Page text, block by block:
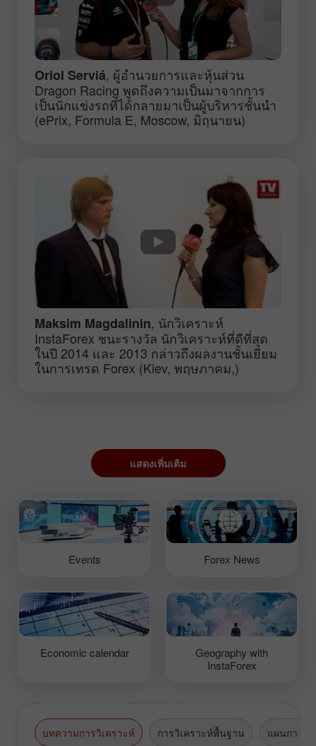
Oriol Serviá, ผู้อำนวยการและหุ้นส่วน
Dragon Racing พูดถึงความเป็นมาจากการ
เป็นนักแข่งรถที่ได้กลายมาเป็นผู้บริหารชั้นนำ
(ePrix, Formula E, Moscow, มิถุนายน)
Maksim Magdalinin, นักวิเคราะห์
InstaForex ชนะรางวัล นักวิเคราะห์ที่ดีที่สุด
ในปี 2014 และ 2013 กล่าวถึงผลงานชั้นเยี่ยม
ในการเทรด Forex (Kiev, พฤษภาคม,)
แสดงเพิ่มเติม
Events Forex News
Economic calendar
Geography with
InstaForex
บทความการวิเคราะห์ การวิเคราะห์พื้นฐาน แผนการซื้